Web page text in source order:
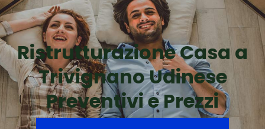
Ristrutturazione Casa a
Trivignano Udinese
Preventivi e Prezzi